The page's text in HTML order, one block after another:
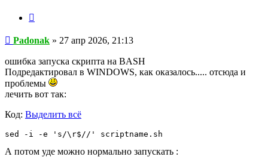
Сообщение
Padonak » 27 апр 2026, 21:13
ошибка запуска скрипта на BASH
Подредактировал в WINDOWS, как оказалось..... отсюда и
проблемы
лечить вот так:
Код: Выделить всё
sed -i -e 's/\r$//' scriptname.sh
А потом уде можно нормально запускать :